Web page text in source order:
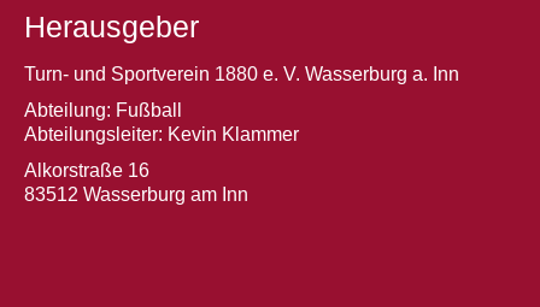
Herausgeber
Turn- und Sportverein 1880 e. V. Wasserburg a. Inn
Abteilung: Fußball
Abteilungsleiter: Kevin Klammer
Alkorstraße 16
83512 Wasserburg am Inn